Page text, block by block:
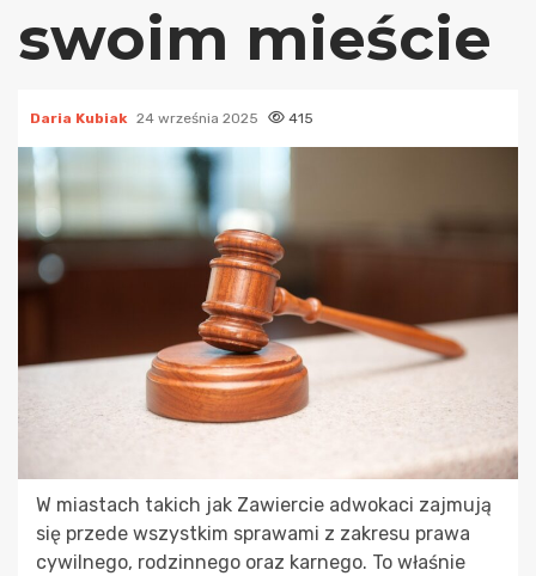
swoim mieście
Daria Kubiak 24 września 2025 415
W miastach takich jak Zawiercie adwokaci zajmują
się przede wszystkim sprawami z zakresu prawa
cywilnego, rodzinnego oraz karnego. To właśnie